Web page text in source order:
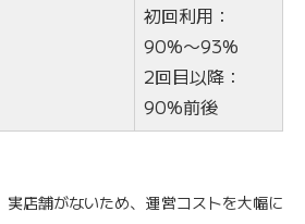
初回利用：
90%〜93%
2回目以降：
90%前後
店舗がないため、運営コストを大幅に